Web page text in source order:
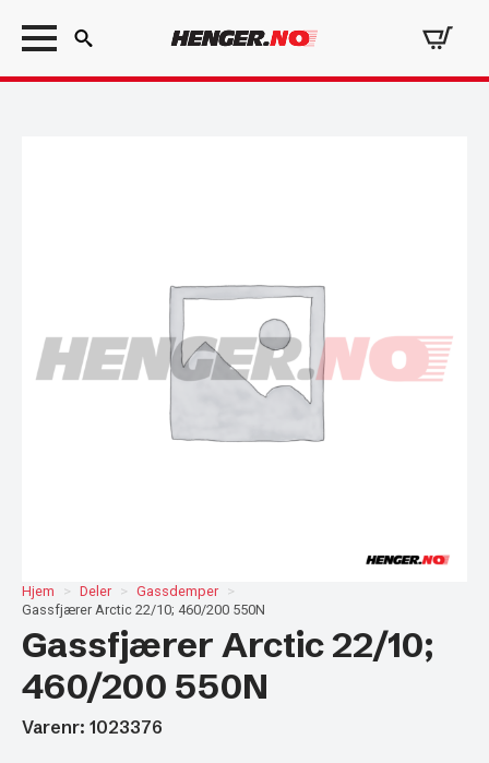
Search
Hjem Deler
Gassdemper
Gassfjærer Arctic 22/10; 460/200 550N
Gassfjærer Arctic 22/10;
460/200 550N
Varenr: 1023376